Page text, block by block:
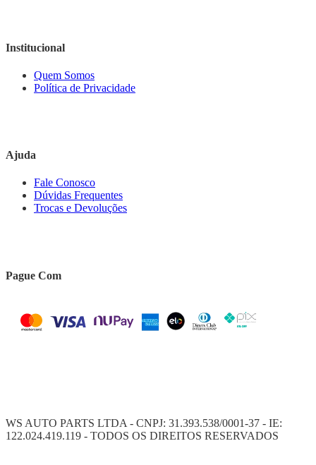
Institucional
Quem Somos
Política de Privacidade
Ajuda
Fale Conosco
Dúvidas Frequentes
Trocas e Devoluções
Pague Com
WS AUTO PARTS LTDA - CNPJ: 31.393.538/0001-37 - IE:
122.024.419.119 - TODOS OS DIREITOS RESERVADOS